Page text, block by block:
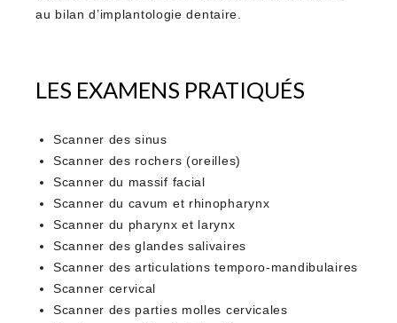
au bilan d’implantologie dentaire.
LES EXAMENS PRATIQUÉS
Scanner des sinus
Scanner des rochers (oreilles)
Scanner du massif facial
Scanner du cavum et rhinopharynx
Scanner du pharynx et larynx
Scanner des glandes salivaires
Scanner des articulations temporo-mandibulaires
Scanner cervical
Scanner des parties molles cervicales